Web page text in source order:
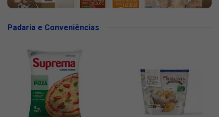
Padaria e Conveniências